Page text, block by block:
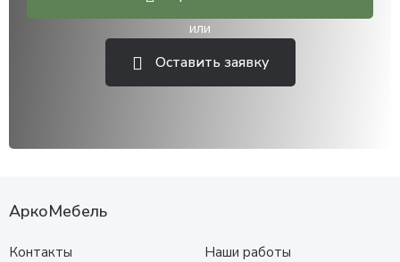
или
Оставить заявку
АркоМебель
Контакты
Наши работы